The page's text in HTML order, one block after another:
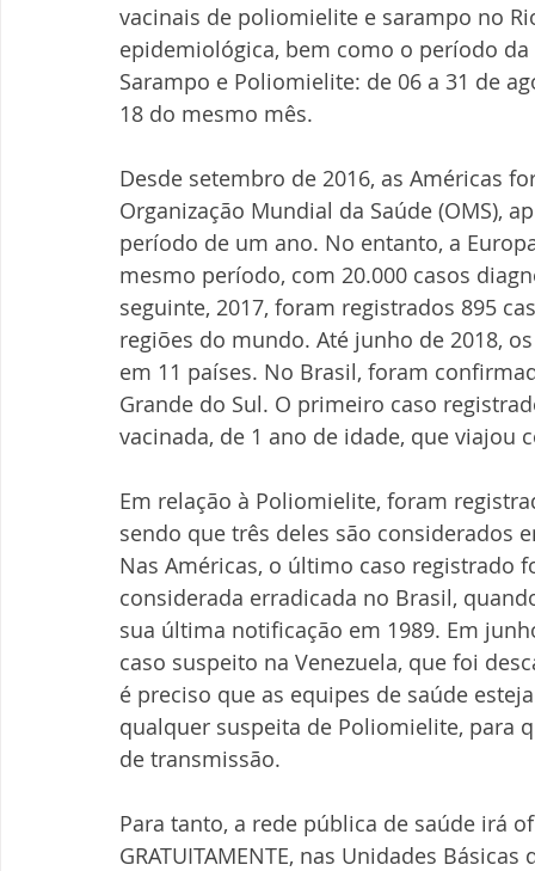
vacinais de poliomielite e sarampo no
epidemiológica, bem como o período
Sarampo e Poliomielite: de 06 a 31 de
18 do mesmo mês.
Desde setembro de 2016, as Américas
Organização Mundial da Saúde (OMS),
período de um ano. No entanto, a
mesmo período, com 20.000 casos
seguinte, 2017, foram registrados 895
regiões do mundo. Até junho de 2018,
em 11 países. No Brasil, foram
Grande do Sul. O primeiro caso
vacinada, de 1 ano de idade, que viajou
Em relação à Poliomielite, foram
sendo que três deles são considerados
Nas Américas, o último caso registrado
considerada erradicada no Brasil,
sua última notificação em 1989. Em
caso suspeito na Venezuela, que foi
é preciso que as equipes de saúde
qualquer suspeita de Poliomielite, para
de transmissão.
Para tanto, a rede pública de saúde irá
GRATUITAMENTE, nas Unidades